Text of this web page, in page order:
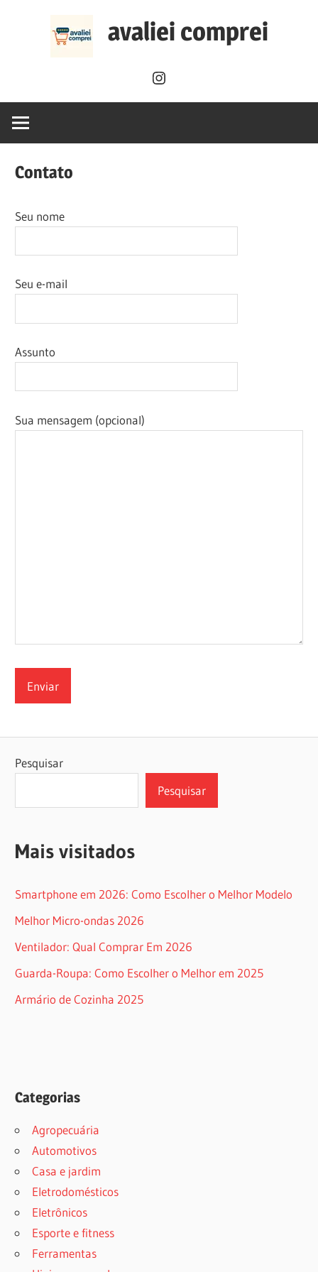
avaliei comprei
Instagram
Contato
Seu nome
Seu e-mail
Assunto
Sua mensagem (opcional)
Pesquisar
Pesquisar
Mais visitados
Smartphone em 2026: Como Escolher o Melhor Modelo
Melhor Micro-ondas 2026
Ventilador: Qual Comprar Em 2026
Guarda-Roupa: Como Escolher o Melhor em 2025
Armário de Cozinha 2025
Categorias
Agropecuária
Automotivos
Casa e jardim
Eletrodomésticos
Eletrônicos
Esporte e fitness
Ferramentas